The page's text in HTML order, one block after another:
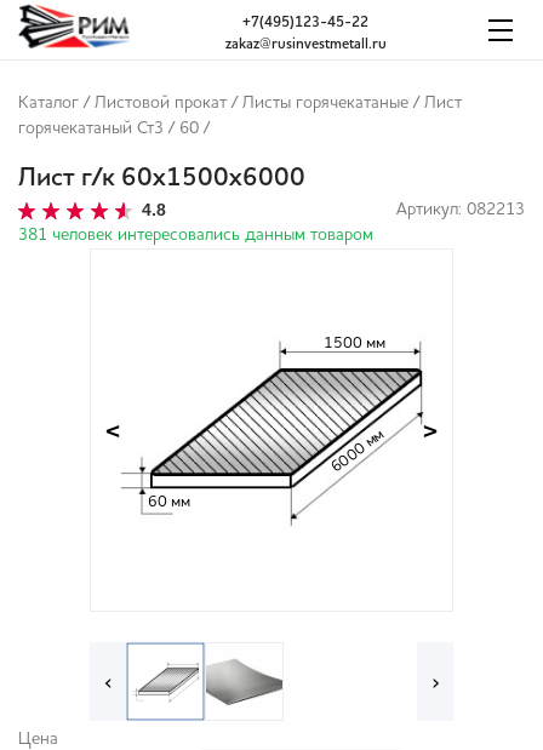
zakaz@rusinvestmetall.ru
+7(495)123-45-22
Каталог / Листовой прокат / Листы горячекатаные / Лист
горячекатаный Ст3 / 60 /
Лист г/к 60х1500х6000
4.8
Артикул: 082213
381 человек интересовались данным товаром
1500 мм
6000 мм
60 мм
< >
‹ ›
Цена